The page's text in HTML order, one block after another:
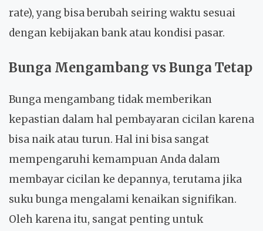
rate), yang bisa berubah seiring waktu sesuai
dengan kebijakan bank atau kondisi pasar.
Bunga Mengambang vs Bunga Tetap
Bunga mengambang tidak memberikan
kepastian dalam hal pembayaran cicilan karena
bisa naik atau turun. Hal ini bisa sangat
mempengaruhi kemampuan Anda dalam
membayar cicilan ke depannya, terutama jika
suku bunga mengalami kenaikan signifikan.
Oleh karena itu, sangat penting untuk